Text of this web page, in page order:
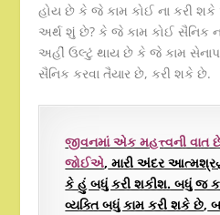
હોય છે કે જે કામ કોઈ ના કરી શકે
અર્થ શું છે? કે જે કામ કોઈ સૈનિક
અહીં ઉલ્ટું થાય છે કે જે કામ
સૈનિક કરવા તૈયાર છે, કરી શકે છે.
જીવનમાં એક મહત્ત્વની વાત
જોઈએ, મારી અંદર
કે હું બધું કરી શકીશ. બધું જ
વ્યક્તિ બધું કામ કરી શકે છે,